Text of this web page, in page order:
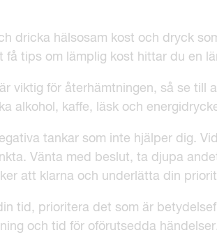
dricka hälsosam kost och dryck
få tips om lämplig kost hittar du en
viktig för återhämtningen, så se till
alkohol, kaffe, läsk och
tankar som inte hjälper dig.
Vänta med beslut, ta djupa
att klarna och underlätta din
tid, prioritera det som är
och tid för oförutsedda händelser.